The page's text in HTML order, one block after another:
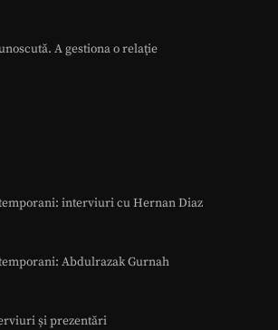
A gestiona o relaţie
interviuri cu Hernan Diaz
Abdulrazak Gurnah
și prezentări